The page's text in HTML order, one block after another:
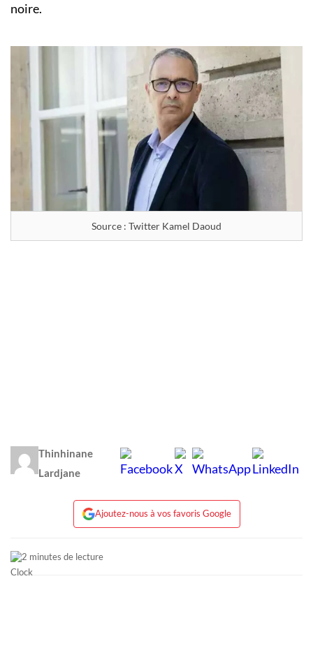
noire.
Source : Twitter Kamel Daoud
Thinhinane
Lardjane
Ajoutez-nous à vos favoris Google
2 minutes de lecture